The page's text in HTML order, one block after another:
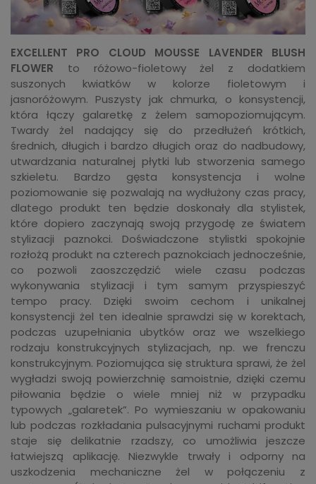
EXCELLENT PRO CLOUD MOUSSE LAVENDER BLUSH
FLOWER to różowo-fioletowy żel z dodatkiem
suszonych kwiatków w kolorze fioletowym i
jasnoróżowym. Puszysty jak chmurka, o konsystencji,
która łączy galaretkę z żelem samopoziomującym.
Twardy żel nadający się do przedłużeń krótkich,
średnich, długich i bardzo długich oraz do nadbudowy,
utwardzania naturalnej płytki lub stworzenia samego
szkieletu. Bardzo gęsta konsystencja i wolne
poziomowanie się pozwalają na wydłużony czas pracy,
dlatego produkt ten będzie doskonały dla stylistek,
które dopiero zaczynają swoją przygodę ze światem
stylizacji paznokci. Doświadczone stylistki spokojnie
rozłożą produkt na czterech paznokciach jednocześnie,
co pozwoli zaoszczędzić wiele czasu podczas
wykonywania stylizacji i tym samym przyspieszyć
tempo pracy. Dzięki swoim cechom i unikalnej
konsystencji żel ten idealnie sprawdzi się w korektach,
podczas uzupełniania ubytków oraz we wszelkiego
rodzaju konstrukcyjnych stylizacjach, np. we frenczu
konstrukcyjnym. Poziomująca się struktura sprawi, że żel
wygładzi swoją powierzchnię samoistnie, dzięki czemu
piłowania będzie o wiele mniej niż w przypadku
typowych „galaretek”. Po wymieszaniu w opakowaniu
lub podczas rozkładania pulsacyjnymi ruchami produkt
staje się delikatnie rzadszy, co umożliwia jeszcze
łatwiejszą aplikację. Niezwykle trwały i odporny na
uszkodzenia mechaniczne żel w połączeniu z